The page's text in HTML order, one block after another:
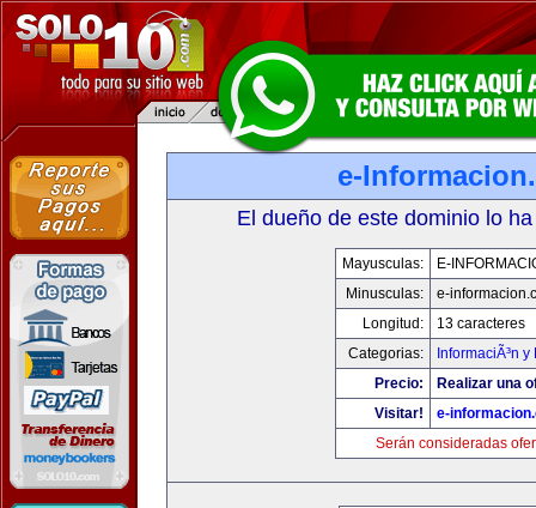
e-
El dueño de este dominio lo
Mayusculas:
E-
Minusculas:
e-
Longitud:
13 caracteres
Categorias:
InformaciÃ³n
Precio:
Realizar una
Visitar!
e-
Serán consideradas